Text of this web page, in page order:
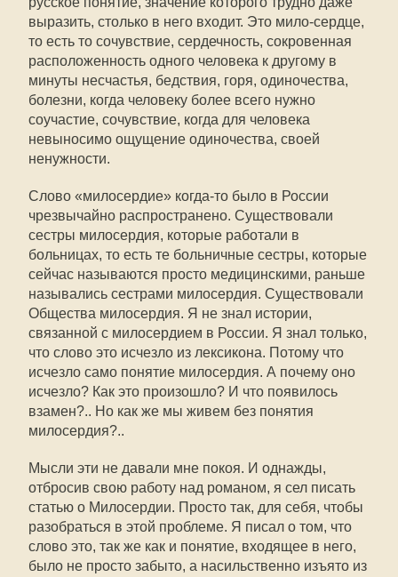
выразить, столько в него входит. Это мило-сердце,
то есть то сочувствие, сердечность, сокровенная
расположенность одного человека к другому в
минуты несчастья, бедствия, горя, одиночества,
болезни, когда человеку более всего нужно
соучастие, сочувствие, когда для человека
невыносимо ощущение одиночества, своей
ненужности.
Слово «милосердие» когда-то было в России
чрезвычайно распространено. Существовали
сестры милосердия, которые работали в
больницах, то есть те больничные сестры, которые
сейчас называются просто медицинскими, раньше
назывались сестрами милосердия. Существовали
Общества милосердия. Я не знал истории,
связанной с милосердием в России. Я знал только,
что слово это исчезло из лексикона. Потому что
исчезло само понятие милосердия. А почему оно
исчезло? Как это произошло? И что появилось
взамен?.. Но как же мы живем без понятия
милосердия?..
Мысли эти не давали мне покоя. И однажды,
отбросив свою работу над романом, я сел писать
статью о Милосердии. Просто так, для себя, чтобы
разобраться в этой проблеме. Я писал о том, что
слово это, так же как и понятие, входящее в него,
было не просто забыто, а насильственно изъято из